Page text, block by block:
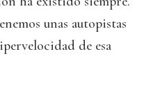
unas autopistas
de esa